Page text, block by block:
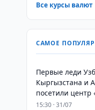
Все курсы валют
САМОЕ
Первые леди
Кыргызстана и
посетили центр
15:30 · 31/07